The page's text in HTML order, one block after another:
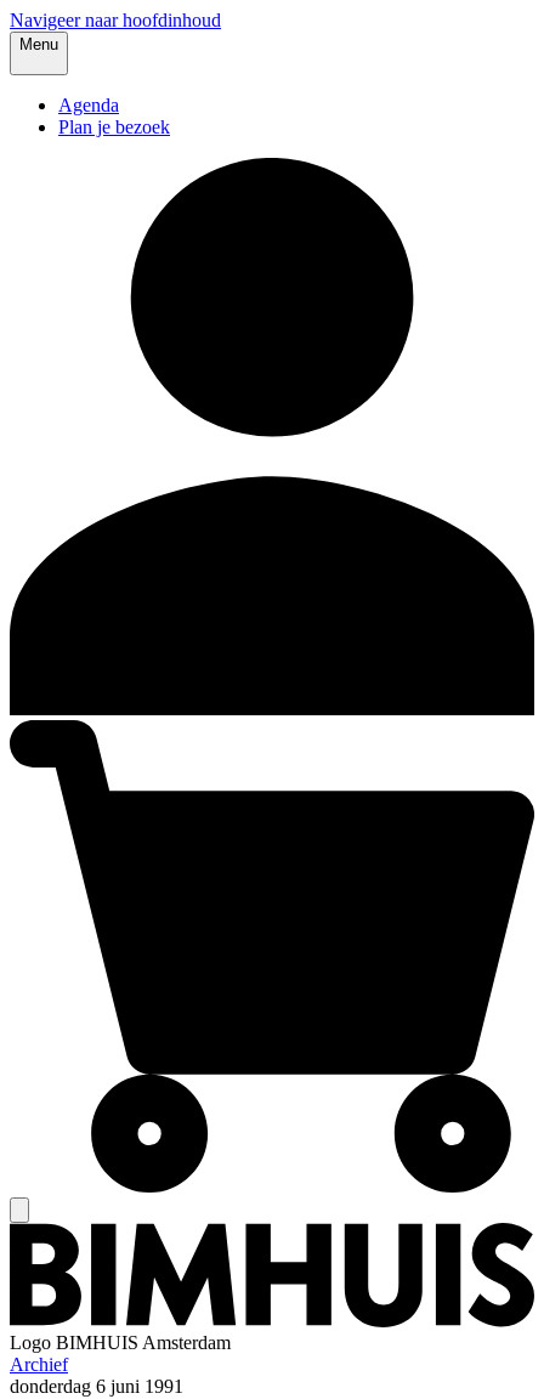
Navigeer naar hoofdinhoud
Menu
Agenda
Plan je bezoek
Logo BIMHUIS Amsterdam
Archief
donderdag 6 juni 1991